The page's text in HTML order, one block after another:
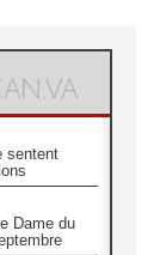
sentent
Dame du